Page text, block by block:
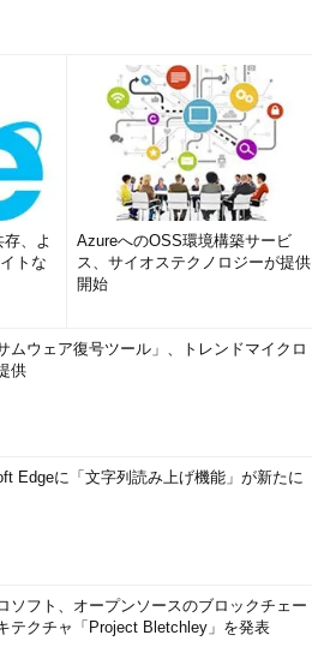
存、よ
トな
AzureへのOSS環境構築サービ
ス、サイオステクノロジーが提供
開始
ムウェア復号ツール」、トレンドマイクロ
供
Edgeに「文字列読み上げ機能」が新たに
ソフト、オープンソースのブロックチェー
テクチャ「Project Bletchley」を発表